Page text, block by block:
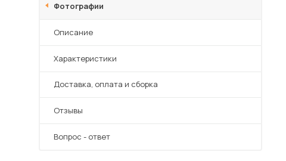
Фотографии
Описание
Характеристики
Преимущества
Доставка, оплата и сборка
Отзывы
Вопрос - ответ